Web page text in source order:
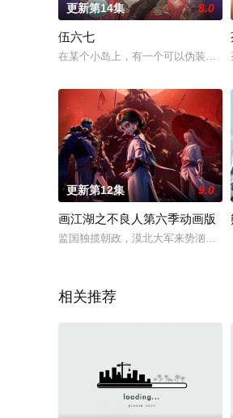
更新第14集 8.0
伍六七
在某个小岛上，有一个可以伪装成任
更新第12集 9.0
画江湖之不良人第六季动画版
监国独揽朝政，漠北大军来势汹汹，
相关推荐